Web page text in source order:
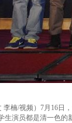
李楠/视频）7月16日
生演员都是清一色的